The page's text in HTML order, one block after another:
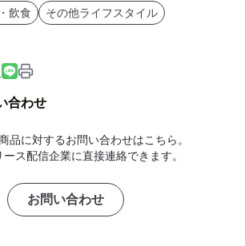
飲食
その他ライフスタイル
合わせ
品に対するお問い合わせはこちら。
ス配信企業に直接連絡できます。
お問い合わせ